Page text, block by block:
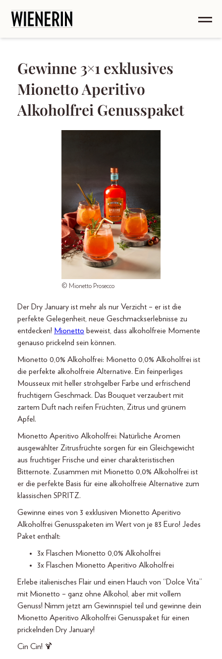
Gewinne 3×1 exklusives
Mionetto Aperitivo
Alkoholfrei Genusspaket
© Mionetto Prosecco
Der Dry January ist mehr als nur Verzicht – er ist die
perfekte Gelegenheit, neue Geschmackserlebnisse zu
entdecken! Mionetto beweist, dass alkoholfreie Momente
genauso prickelnd sein können.
Mionetto 0,0% Alkoholfrei: Mionetto 0,0% Alkoholfrei ist
die perfekte alkoholfreie Alternative. Ein feinperliges
Mousseux mit heller strohgelber Farbe und erfrischend
fruchtigem Geschmack. Das Bouquet verzaubert mit
zartem Duft nach reifen Früchten, Zitrus und grünem
Apfel.
Mionetto Aperitivo Alkoholfrei: Natürliche Aromen
ausgewählter Zitrusfrüchte sorgen für ein Gleichgewicht
aus fruchtiger Frische und einer charakteristischen
Bitternote. Zusammen mit Mionetto 0,0% Alkoholfrei ist
er die perfekte Basis für eine alkoholfreie Alternative zum
klassischen SPRITZ.
Gewinne eines von 3 exklusiven Mionetto Aperitivo
Alkoholfrei Genusspaketen im Wert von je 83 Euro! Jedes
Paket enthält:
3x Flaschen Mionetto 0,0% Alkoholfrei
3x Flaschen Mionetto Aperitivo Alkoholfrei
Erlebe italienisches Flair und einen Hauch von “Dolce Vita”
mit Mionetto – ganz ohne Alkohol, aber mit vollem
Genuss! Nimm jetzt am Gewinnspiel teil und gewinne dein
Mionetto Aperitivo Alkoholfrei Genusspaket für einen
prickelnden Dry January!
Cin Cin! 🍹